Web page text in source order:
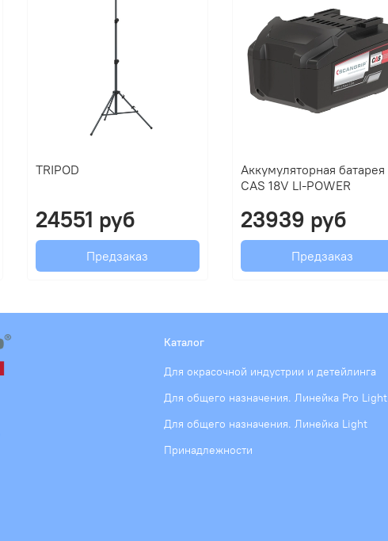
TRIPOD
24551 руб
Предзаказ
Аккумуляторная батарея
CAS 18V LI-POWER
23939 руб
Предзаказ
Каталог
Для окрасочной индустрии и детейлинга
Для общего назначения. Линейка Pro Light
Для общего назначения. Линейка Light
Принадлежности